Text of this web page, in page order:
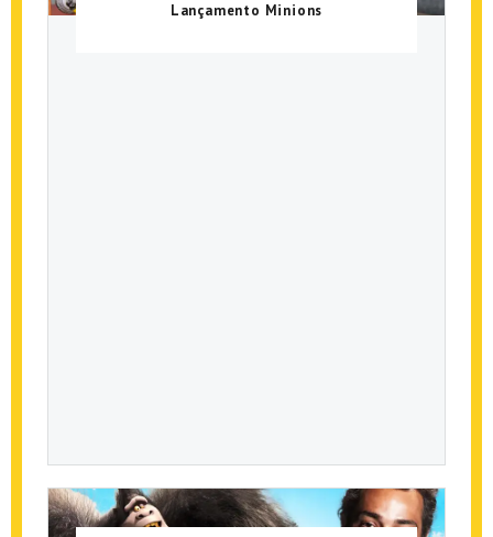
Lançamento Minions